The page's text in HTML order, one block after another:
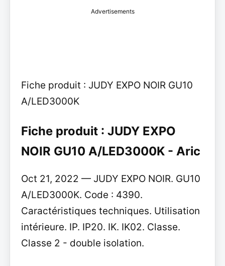
Advertisements
Fiche produit : JUDY EXPO NOIR GU10
A/LED3000K
Fiche produit : JUDY EXPO
NOIR GU10 A/LED3000K - Aric
Oct 21, 2022 — JUDY EXPO NOIR. GU10
A/LED3000K. Code : 4390.
Caractéristiques techniques. Utilisation
intérieure. IP. IP20. IK. IK02. Classe.
Classe 2 - double isolation.